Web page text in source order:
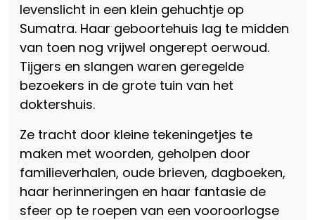
levenslicht in een klein gehuchtje op
Sumatra. Haar geboortehuis lag te midden
van toen nog vrijwel ongerept oerwoud.
Tijgers en slangen waren geregelde
bezoekers in de grote tuin van het
doktershuis.
Ze tracht door kleine tekeningetjes te
maken met woorden, geholpen door
familieverhalen, oude brieven, dagboeken,
haar herinneringen en haar fantasie de
sfeer op te roepen van een vooroorlogse